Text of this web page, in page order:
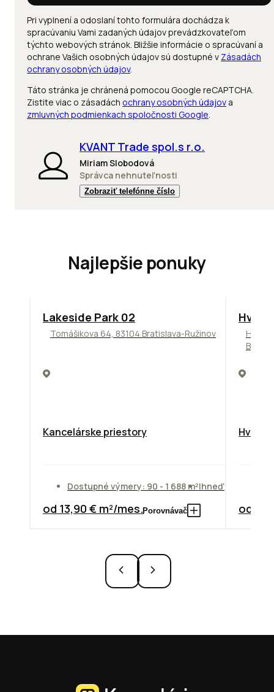
Pri vyplnení a odoslaní tohto formulára dochádza k
spracúvaniu Vami zadaných údajov prevádzkovateľom
týchto webových stránok. Bližšie informácie o spracúvaní a
ochrane Vašich osobných údajov sú dostupné v Zásadách
ochrany osobných údajov.
Táto stránka je chránená pomocou Google reCAPTCHA.
Zistite viac o zásadách ochrany osobných údajov a
zmluvných podmienkach spoločnosti Google.
KVANT Trade spol.s r.o.
Miriam Slobodová
Správca nehnuteľnosti
Zobraziť telefónne číslo
Najlepšie ponuky
ODPORÚČAME
Lakeside Park 02
Tomášikova 64, 83104 Bratislava-Ružinov
Kancelárske priestory
Dostupné výmery: 90 - 1 688 m²Ihneď
od 13,90 € m²/mes.Porovnávač od